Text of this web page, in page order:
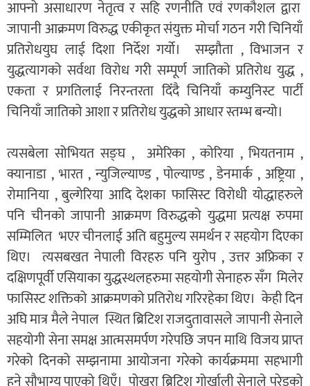
आफ्नो असाधारण नेतृत्व र सहि रणनीति एवं रणकौशल द्वारा
जापानी आक्रमण विरुद्ध एकीकृत संयुक्त मोर्चा गठन गरी चिनियाँ
प्रतिरोधयुघ लाई दिशा निर्देश गर्यो। सम्झौता , विभाजन र
युद्धत्यागको सर्वथा विरोध गरी सम्पूर्ण जातिको प्रतिरोध युद्ध ,
एकता र प्रगतिलाई निरन्तरता दिँदै चिनियाँ कम्युनिस्ट पार्टी
चिनियाँ जातिको आशा र प्रतिरोध युद्धको आधार स्तम्भ बन्यो।
त्यसबेला सोभियत सङ्घ , अमेरिका , कोरिया , भियतनाम ,
क्यानाडा , भारत , न्युजिल्याण्ड , पोल्याण्ड , डेनमार्क , अष्ट्रिया ,
रोमानिया , बुल्गेरिया आदि देशका फासिस्ट विरोधी योद्धाहरुले
पनि चीनको जापानी आक्रमण विरुद्धको युद्धमा प्रत्यक्ष रुपमा
सम्मिलित भएर चीनलाई अति बहुमुल्य समर्थन र सहयोग दिएका
थिए। त्यसबखत नेपाली विरहरु पनि युरोप , उत्तर अफ्रिका र
दक्षिणपूर्वी एसियाका युद्धस्थलहरुमा सहयोगी सेनाहरु सँग मिलेर
फासिस्ट शक्तिको आक्रमणको प्रतिरोध गरिरहेका थिए। केही दिन
अघि मात्र मैले नेपाल स्थित ब्रिटिश राजदुतावासले जापानी सेनाले
सहयोगी सेना समक्ष आत्मसमर्पण गरेपछि जपन माथि विजय प्राप्त
गरेको दिनको सम्झनामा आयोजना गरेको कार्यक्रममा सहभागी